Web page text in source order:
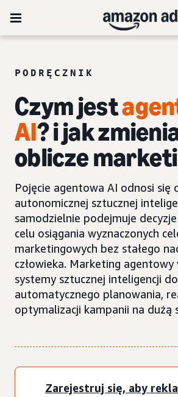
PODRĘCZNIK
Czym jest
AI? i jak
oblicze
Pojęcie agentowa AI odnosi się
autonomicznej sztucznej
samodzielnie podejmuje
celu osiągania wyznaczonych
marketingowych bez stałego
człowieka. Marketing
systemy sztucznej inteligencji do
automatycznego planowania,
optymalizacji kampanii na dużą
Zarejestruj się, aby